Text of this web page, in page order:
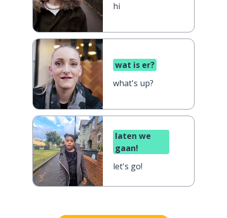
hi
wat is er?
what's up?
laten we
gaan!
let's go!